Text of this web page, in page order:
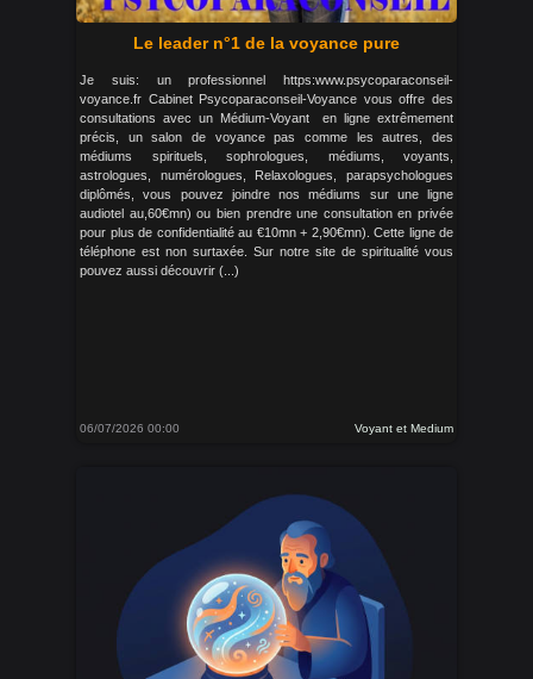
Le leader n°1 de la voyance pure
Je suis: un professionnel https:www.psycoparaconseil-
voyance.fr Cabinet Psycoparaconseil-Voyance vous offre des
consultations avec un Médium-Voyant en ligne extrêmement
précis, un salon de voyance pas comme les autres, des
médiums spirituels, sophrologues, médiums, voyants,
astrologues, numérologues, Relaxologues, parapsychologues
diplômés, vous pouvez joindre nos médiums sur une ligne
audiotel au,60€mn) ou bien prendre une consultation en privée
pour plus de confidentialité au €10mn + 2,90€mn). Cette ligne de
téléphone est non surtaxée. Sur notre site de spiritualité vous
pouvez aussi découvrir (...)
06/07/2026 00:00 Voyant et Medium